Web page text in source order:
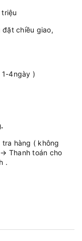
chiều giao,
4ngày )
hàng ( không
Thanh toán cho
.